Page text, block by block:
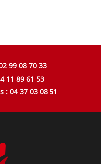
99 08 70 33
11 89 61 53
: 04 37 03 08 51